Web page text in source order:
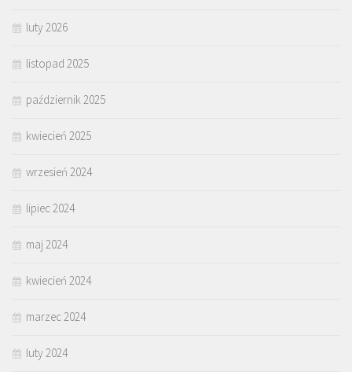
luty 2026
listopad 2025
październik 2025
kwiecień 2025
wrzesień 2024
lipiec 2024
maj 2024
kwiecień 2024
marzec 2024
luty 2024